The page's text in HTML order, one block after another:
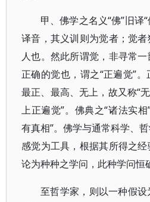
甲、佛学之名义“佛”旧译
译音，其义训则为觉者；觉
人也。然此所谓觉，非寻常一
正确的觉也，谓之“正遍觉”。
最正、最高、无上，故又称“
上正遍觉”。佛典之“诸法实
有真相”。佛学与通常科学、
感觉为工具，根据其所得之
论为种种之学问，此种学问恒
至哲学家，则以一种假设